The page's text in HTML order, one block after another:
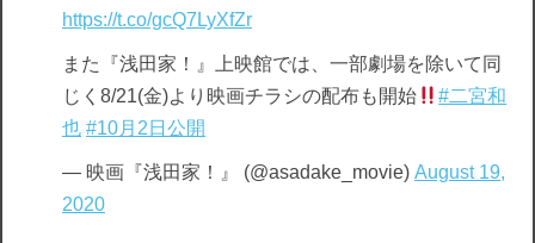
https://t.co/gcQ7LyXfZr
また『浅田家！』上映館では、一部劇場を除いて同
じく8/21(金)より映画チラシの配布も開始
#二宮和
也 #10月2日公開
— 映画『浅田家！』 (@asadake_movie) August 19,
2020